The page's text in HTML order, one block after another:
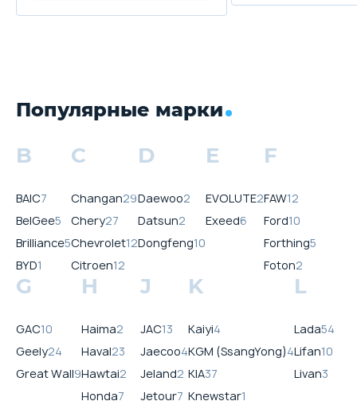
Популярные марки
B
BAIC7
BelGee5
Brilliance5
BYD1
C
Changan29
Chery27
Chevrolet12
Citroen12
D
Daewoo2
Datsun2
Dongfeng10
E
EVOLUTE2
Exeed6
F
FAW12
Ford10
Forthing5
Foton2
G
GAC10
Geely24
Great Wall9
H
Haima2
Haval23
Hawtai2
Honda7
J
JAC13
Jaecoo4
Jeland2
Jetour7
K
Kaiyi4
KGM (SsangYong)4
KIA37
Knewstar1
L
Lada54
Lifan10
Livan3